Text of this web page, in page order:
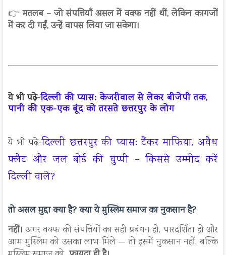
👉मतलब – जो संपत्तियाँ असल में वक्फ नहीं थीं, लेकिन कागजों
में कर दी गईं, उन्हें वापस लिया जा सकेगा।
ये भी पढ़े-दिल्ली की प्यास: केजरीवाल से लेकर बीजेपी तक,
पानी की एक-एक बूंद को तरसते छत्तरपुर के लोग
ये भी पढ़े-दिल्ली छत्तरपुर की प्यास: टैंकर माफिया, अवैध
फ्लैट और जल बोर्ड की चुप्पी – किससे उम्मीद करें
दिल्ली वाले?
तो असल मुद्दा क्या है?क्या ये मुस्लिम समाज का नुकसान है?
नहीं। अगर वक्फ की संपत्तियों का सही प्रबंधन हो, पारदर्शिता हो और
आम मुस्लिम को उसका लाभ मिले — तो इसमें नुकसान नहीं, बल्कि